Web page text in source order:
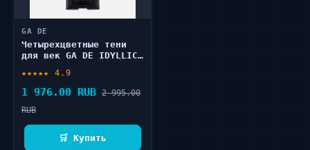
GA DE
Четырехцветные тени
для век GA DE IDYLLIC
★★★★★ 4.9
1 976.00 RUB 2 995.00
RUB
🛒 Купить